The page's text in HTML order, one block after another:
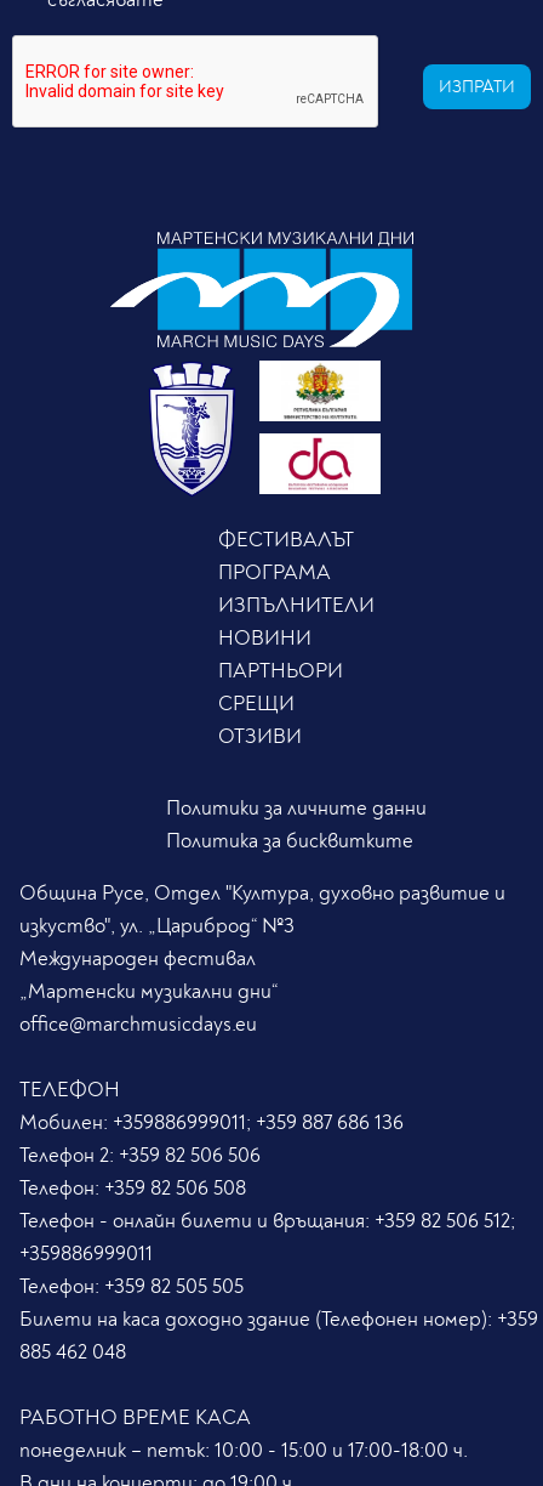
ИЗПРАТИ
ФЕСТИВАЛЪТ
ПРОГРАМА
ИЗПЪЛНИТЕЛИ
НОВИНИ
ПАРТНЬОРИ
СРЕЩИ
ОТЗИВИ
Политики за личните данни
Политика за бисквитките
Община Русе, Отдел "Култура, духовно развитие и
изкуство", ул. „Цариброд“ №3
Международен фестивал
„Мартенски музикални дни“
office@marchmusicdays.eu
ТЕЛЕФОН
Мобилен: +359886999011; +359 887 686 136
Телефон 2: +359 82 506 506
Телефон: +359 82 506 508
Телефон - онлайн билети и връщания: +359 82 506 512;
+359886999011
Телефон: +359 82 505 505
Билети на каса доходно здание (Телефонен номер): +359
885 462 048
РАБОТНО ВРЕМЕ КАСА
понеделник – петък: 10:00 - 15:00 и 17:00-18:00 ч.